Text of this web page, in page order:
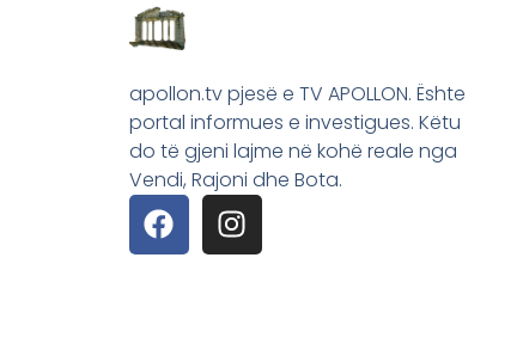
apollon.tv pjesë e TV APOLLON. Ështe
portal informues e investigues. Këtu
do të gjeni lajme në kohë reale nga
Vendi, Rajoni dhe Bota.